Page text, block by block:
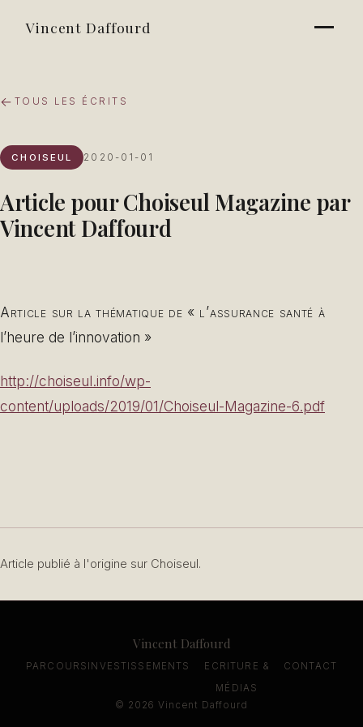
Vincent Daffourd
TOUS LES ÉCRITS
CHOISEUL 2020-01-01
Article pour Choiseul Magazine par
Vincent Daffourd
Article sur la thématique de « l’assurance santé à
l’heure de l’innovation »
http://choiseul.info/wp-
content/uploads/2019/01/Choiseul-Magazine-6.pdf
Article publié à l'origine sur Choiseul.
Vincent Daffourd
PARCOURS INVESTISSEMENTS
ECRITURE &
MÉDIAS
CONTACT
© 2026 Vincent Daffourd